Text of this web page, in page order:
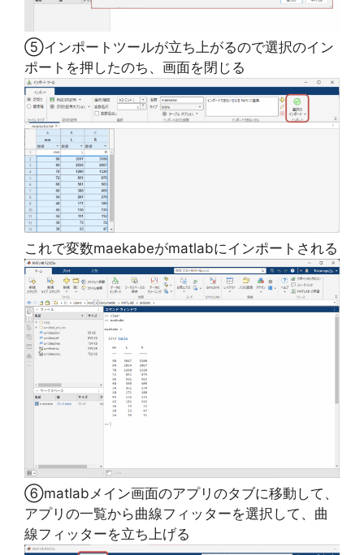
⑤インポートツールが立ち上がるので選択のイン
ポートを押したのち、画面を閉じる
これで変数maekabeがmatlabにインポートされる
⑥matlabメイン画面のアプリのタブに移動して、
アプリの一覧から曲線フィッターを選択して、曲
線フィッターを立ち上げる